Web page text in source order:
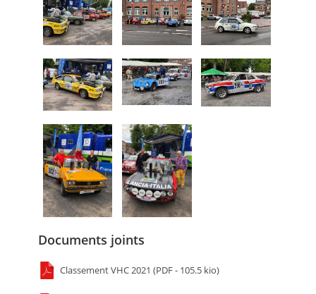
Documents joints
Classement VHC 2021 (PDF - 105.5 kio)